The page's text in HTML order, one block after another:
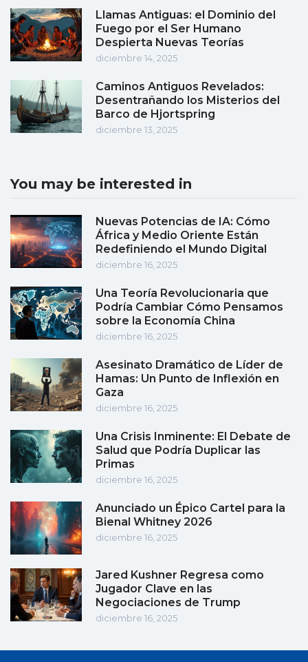
Llamas Antiguas: el Dominio del
Fuego por el Ser Humano
Despierta Nuevas Teorías
diciembre 14, 2025
Caminos Antiguos Revelados:
Desentrañando los Misterios del
Barco de Hjortspring
diciembre 13, 2025
You may be interested in
Nuevas Potencias de IA: Cómo
África y Medio Oriente Están
Redefiniendo el Mundo Digital
diciembre 16, 2025
Una Teoría Revolucionaria que
Podría Cambiar Cómo Pensamos
sobre la Economía China
diciembre 16, 2025
Asesinato Dramático de Líder de
Hamas: Un Punto de Inflexión en
Gaza
diciembre 16, 2025
Una Crisis Inminente: El Debate de
Salud que Podría Duplicar las
Primas
diciembre 16, 2025
Anunciado un Épico Cartel para la
Bienal Whitney 2026
diciembre 16, 2025
Jared Kushner Regresa como
Jugador Clave en las
Negociaciones de Trump
diciembre 16, 2025